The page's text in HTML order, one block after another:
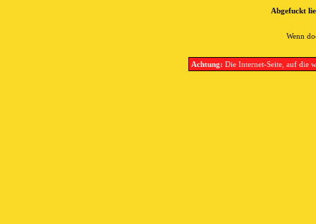
Abgefuckt
Wenn
Achtung: Die Internet-Seite, auf die